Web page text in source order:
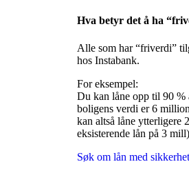
Hva betyr det å ha
Alle som har “friverdi”
hos Instabank.
For eksempel:
Du kan låne opp til 90 %
boligens verdi er 6
kan altså låne
eksisterende lån på 3
Søk om lån med